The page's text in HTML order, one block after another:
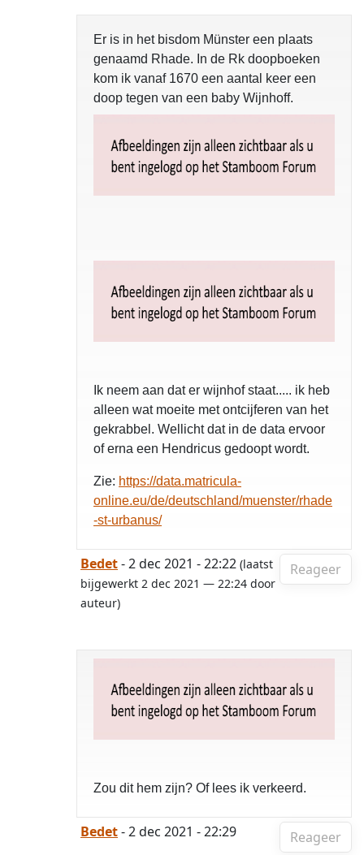
Er is in het bisdom Münster een plaats
genaamd Rhade. In de Rk doopboeken
kom ik vanaf 1670 een aantal keer een
doop tegen van een baby Wijnhoff.
Ik neem aan dat er wijnhof staat..... ik heb
alleen wat moeite met ontcijferen van het
gekrabbel. Wellicht dat in de data ervoor
of erna een Hendricus gedoopt wordt.
Zie: https://data.matricula-
online.eu/de/deutschland/muenster/rhade
-st-urbanus/
Reageer
Bedet- 2 dec 2021 - 22:22 (laatst
bijgewerkt 2 dec 2021 — 22:24 door
auteur)
Zou dit hem zijn? Of lees ik verkeerd.
Reageer
Bedet- 2 dec 2021 - 22:29